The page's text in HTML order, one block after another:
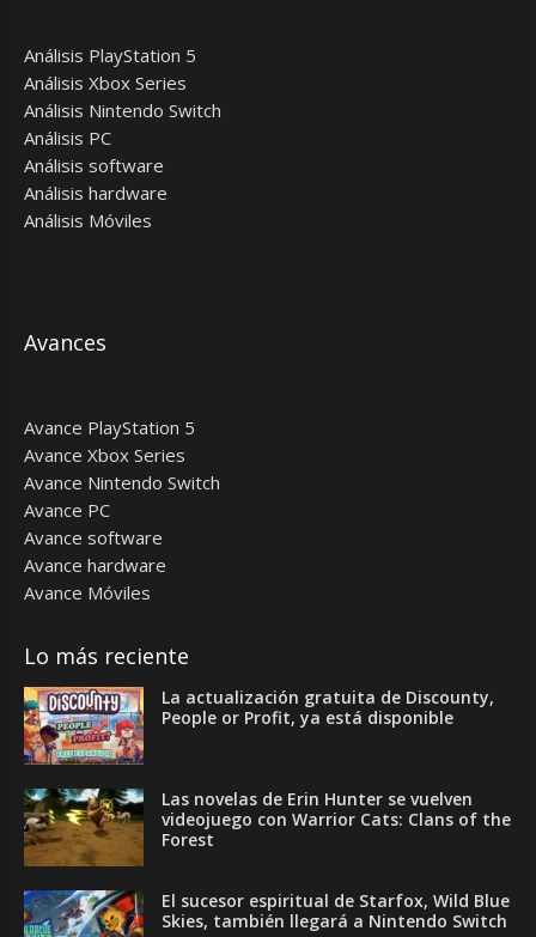
Análisis PlayStation 5
Análisis Xbox Series
Análisis Nintendo Switch
Análisis PC
Análisis software
Análisis hardware
Análisis Móviles
Avances
Avance PlayStation 5
Avance Xbox Series
Avance Nintendo Switch
Avance PC
Avance software
Avance hardware
Avance Móviles
Lo más reciente
La actualización gratuita de Discounty,
People or Profit, ya está disponible
Las novelas de Erin Hunter se vuelven
videojuego con Warrior Cats: Clans of the
Forest
El sucesor espiritual de Starfox, Wild Blue
Skies, también llegará a Nintendo Switch